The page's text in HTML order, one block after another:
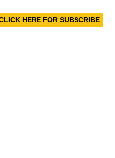
HERE FOR SUBSCRIBE